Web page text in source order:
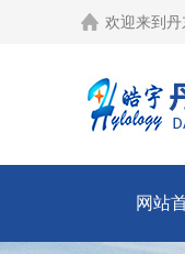
欢迎来到 丹
网站